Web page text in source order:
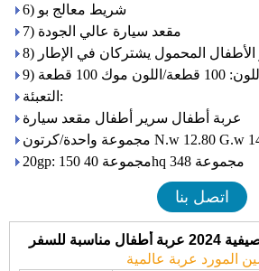
6) شريط معالج بو
7) مقعد سيارة عالي الجودة
الأطفال المحمول يشتركان في الإطار
9) اللون: 100 قطعة/اللون موك 100 قطعة
التعبئة:
عربة أطفال سرير أطفال مقعد سيارة
20gp: 150 مجموعة 40hq 348 مجموعة
اتصل بنا
للسفر
المورد عربة عالمية